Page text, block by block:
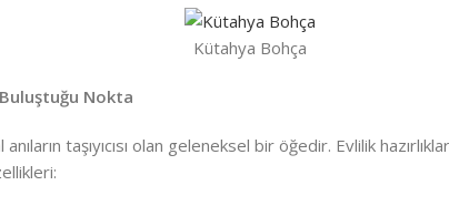
Kütahya Bohça
Nokta
taşıyıcısı olan geleneksel bir öğedir. Evlilik